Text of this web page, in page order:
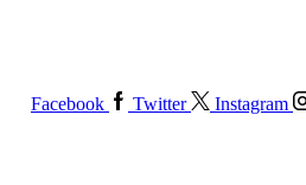
Facebook
Twitter Instagram